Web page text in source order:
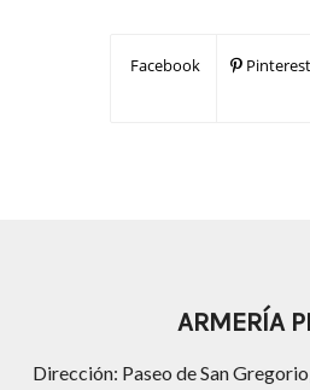
Facebook Pinterest
ARMERÍA
Dirección: Paseo de San